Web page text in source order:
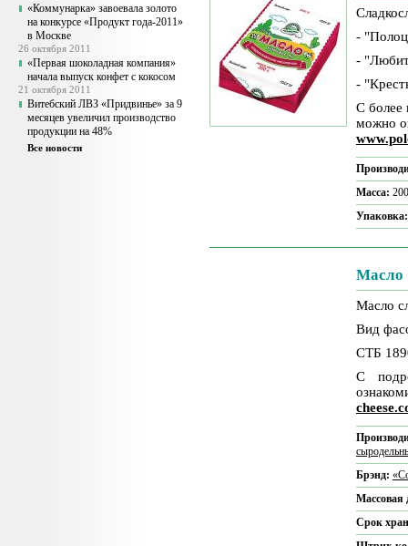
«Коммунарка» завоевала золото
на конкурсе «Продукт года-2011»
в Москве
26 октября 2011
«Первая шоколадная компания»
начала выпуск конфет с кокосом
21 октября 2011
Витебский ЛВЗ «Придвинье» за 9
месяцев увеличил производство
продукции на 48%
Все новости
-
-
-
С более
можно
Масса:
Масло
Масло
Вид
СТБ
С
Брэнд:
Срок